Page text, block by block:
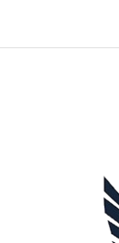
content